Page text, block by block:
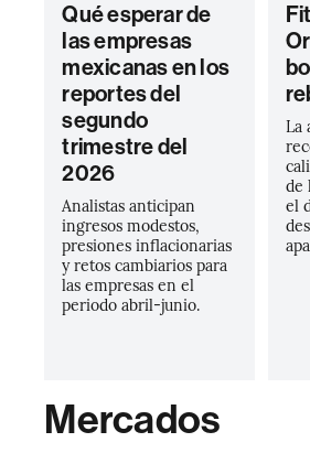
Qué esperar de
las empresas
mexicanas en los
reportes del
segundo
trimestre del
2026
Analistas anticipan
ingresos modestos,
presiones inflacionarias
y retos cambiarios para
las empresas en el
periodo abril-junio.
La
de
el
Mercados